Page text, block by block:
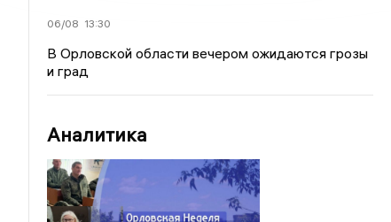
06/08 13:30
В Орловской области вечером ожидаются грозы
и град
Аналитика